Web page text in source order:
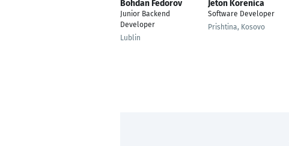
Bohdan Fedorov
Junior Backend
Developer
Lublin
Jeton Korenica
Software Developer
Prishtina, Kosovo